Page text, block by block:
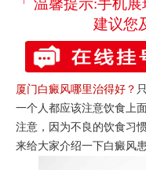
建议您
厦门白癜风哪里治得好？
一个人都应该注意饮食上
注意，因为不良的饮食习
来给大家介绍一下白癜风